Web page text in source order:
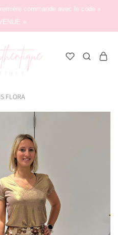
commande avec le code «
».
FLORA